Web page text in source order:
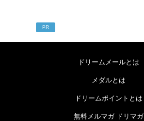
PR
ドリームメールとは
メダルとは
ドリームポイントとは
無料メルマガ ドリマガ